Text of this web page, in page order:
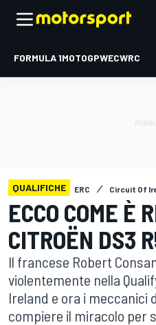
FORMULA 1MOTOGPWECWRC
QUALIFICHE ERC Circuit Of
ECCO COME È
CITROËN DS3
Il francese Robert
violentemente nella
Ireland e ora i meccanici
compiere il miracolo per